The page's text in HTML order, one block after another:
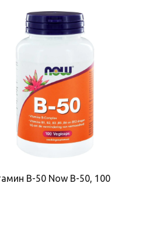
B-50 Now B-50, 100